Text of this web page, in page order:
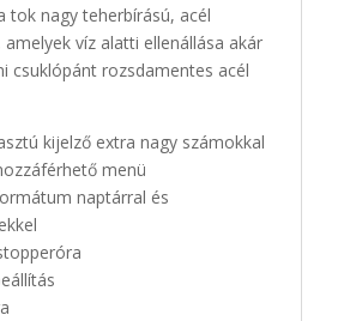
tok nagy teherbírású, acél
amelyek víz alatti ellenállása akár
csuklópánt rozsdamentes acél
kijelző extra nagy számokkal
menü
naptárral és